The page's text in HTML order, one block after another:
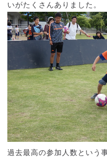
いがたくさんありました。
過去最高の参加人数という